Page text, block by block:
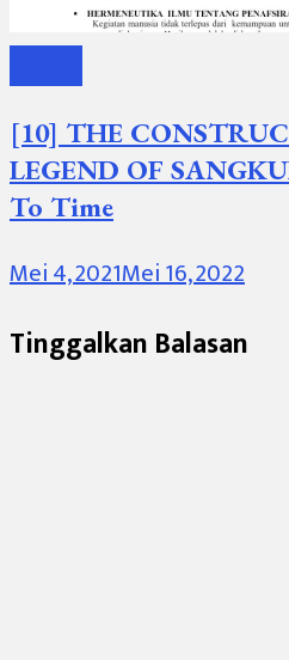
[10] THE
LEGEND OF
To Time
Mei 4, 2021Mei 16, 2022
Tinggalkan Balasan